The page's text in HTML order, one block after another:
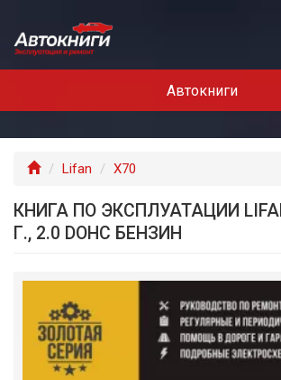
Автокниги
Главная
Lifan X70
КНИГА ПО ЭКСПЛУАТАЦИИ
Г., 2.0 DOHC БЕНЗИН